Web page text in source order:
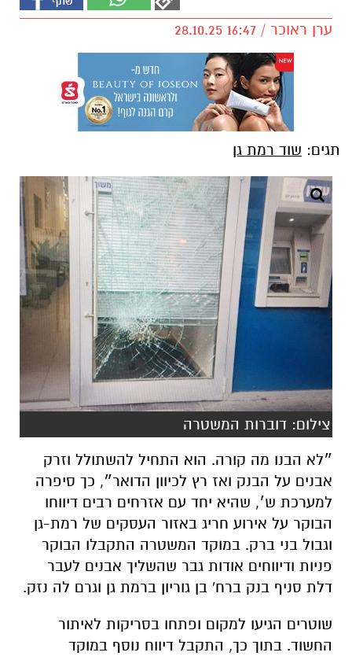
ערן ראוכר / 16:47 28.10.25
תגים: שוד רמת גן
צילום: דוברות המשטרה
״לא הבנו מה קורה. הוא התחיל להשתולל וזרק
אבנים על הבנק ואז רץ לכיוון הדואר״, כך סיפרה
למערכת ש׳, שהיא יחד עם אזרחים רבים דיווחו
הבוקר על אירוע חריג באזור העסקים של רמת-גן
וגבול בני ברק. במוקד המשטרה התקבלו הבוקר
פניות ודיווחים אודות גבר שהשליך אבנים לעבר
דלת סניף בנק ברח' בן גוריון ברמת גן וגרם לה נזק.
שוטרים הגיעו למקום ופתחו בסריקות לאיתור
החשוד. בתוך כך, התקבל דיווח נוסף במוקד